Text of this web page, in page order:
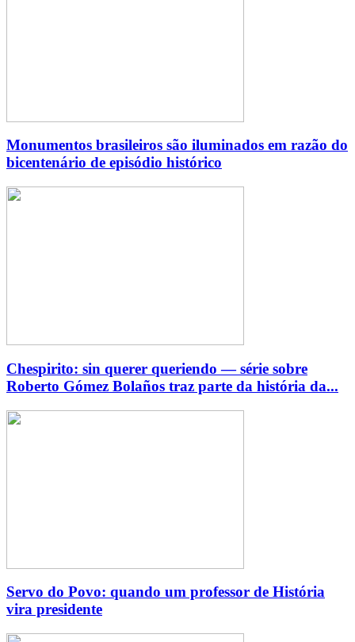
Monumentos brasileiros são iluminados em razão do
bicentenário de episódio histórico
Chespirito: sin querer queriendo — série sobre
Roberto Gómez Bolaños traz parte da história da...
Servo do Povo: quando um professor de História
vira presidente